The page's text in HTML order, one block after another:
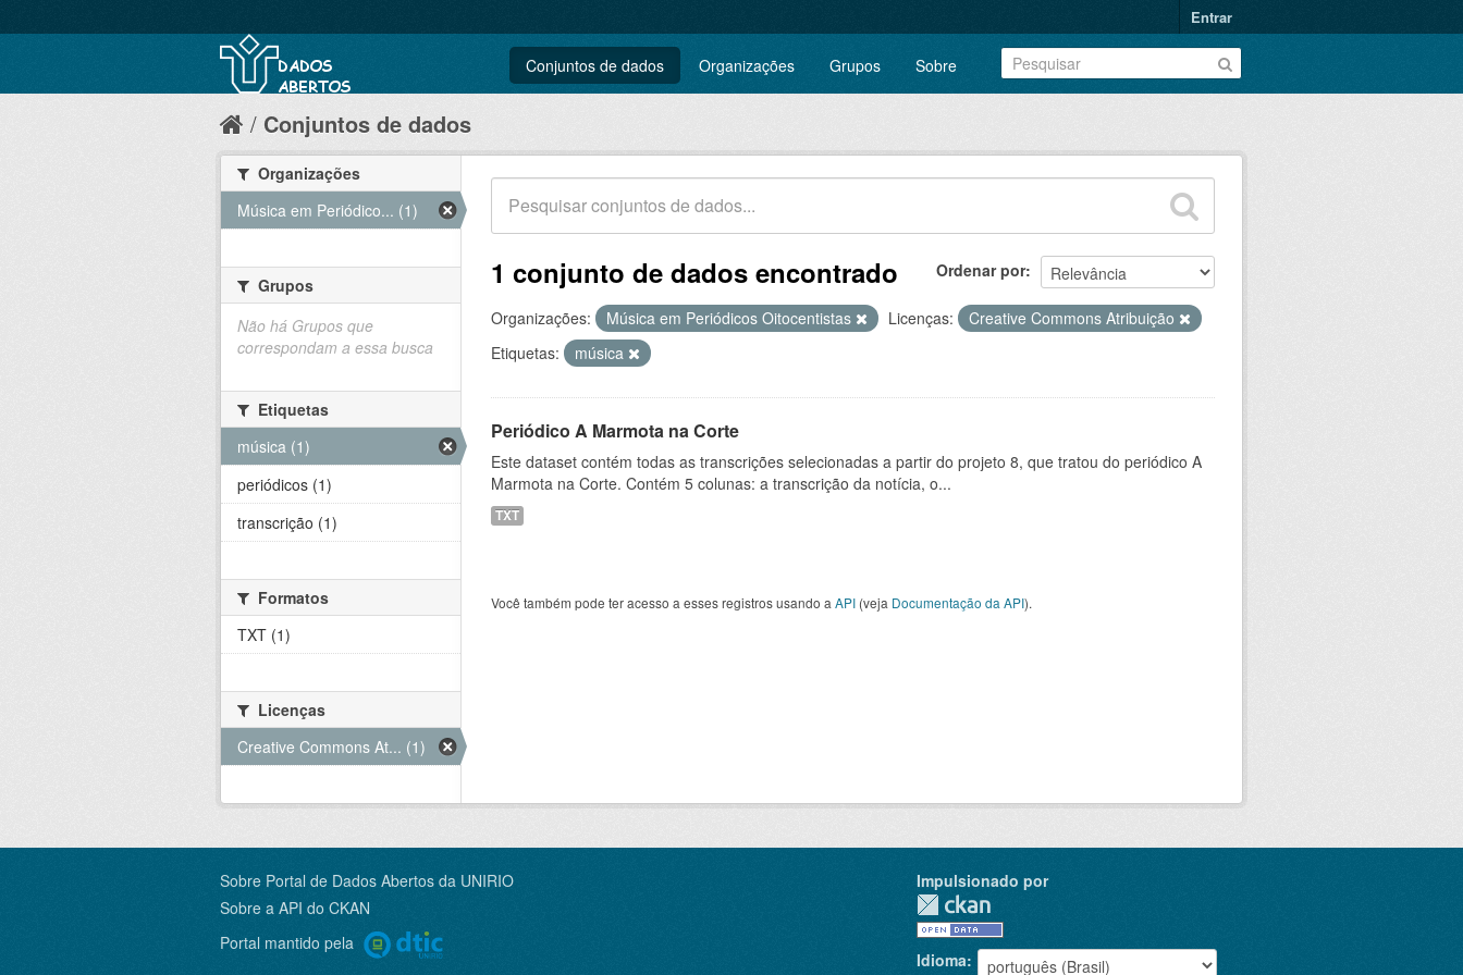
Entrar
Conjuntos de dados Organizações Grupos Sobre
Conjuntos de dados
Ordenar por
1 conjunto de dados encontrado
Organizações: Música em Periódicos Oitocentistas Licenças:
Creative Commons Atribuição
Etiquetas:
música
Periódico A Marmota na Corte
Este dataset contém todas as transcrições selecionadas a partir do projeto 8, que tratou do periódico A
Marmota na Corte. Contém 5 colunas: a transcrição da notícia, o...
TXT
Você também pode ter acesso a esses registros usando a API (veja Documentação da API).
Organizações
Música em Periódico... (1)
Grupos
Não há Grupos que
correspondam a essa busca
Etiquetas
música (1)
periódicos (1)
transcrição (1)
Formatos
TXT (1)
Licenças
Creative Commons At... (1)
Sobre Portal de Dados Abertos da UNIRIO
Sobre a API do CKAN
Portal mantido pela
Impulsionado por
Idioma